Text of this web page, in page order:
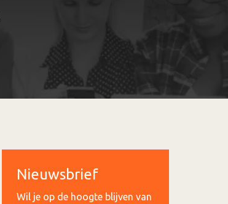
Nieuwsbrief
Wil je op de hoogte blijven van